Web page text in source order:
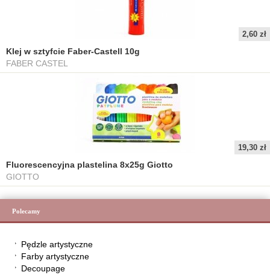
2,60 zł
Klej w sztyfcie Faber-Castell 10g
FABER CASTEL
19,30 zł
Fluorescencyjna plastelina 8x25g Giotto
GIOTTO
Polecamy
Pędzle artystyczne
Farby artystyczne
Decoupage